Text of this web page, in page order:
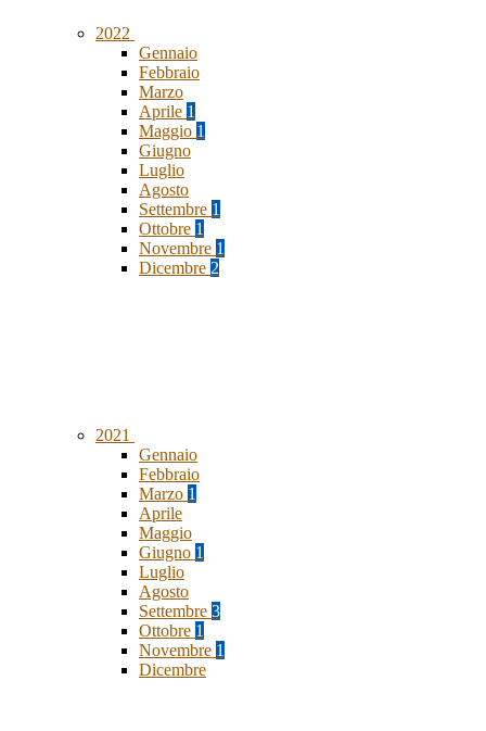
2022
Gennaio
Febbraio
Marzo
Aprile 1
Maggio 1
Giugno
Luglio
Agosto
Settembre 1
Ottobre 1
Novembre 1
Dicembre 2
2021
Gennaio
Febbraio
Marzo 1
Aprile
Maggio
Giugno 1
Luglio
Agosto
Settembre 3
Ottobre 1
Novembre 1
Dicembre